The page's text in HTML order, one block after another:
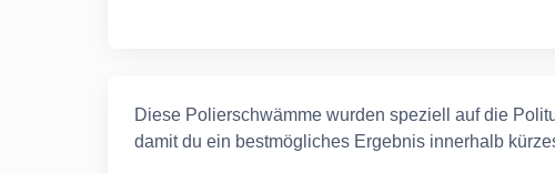
Diese Polierschwämme wurden speziell auf die
damit du ein bestmögliches Ergebnis innerhalb